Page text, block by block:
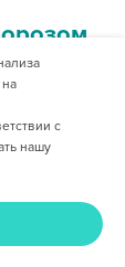
Кабинет
с
нашу